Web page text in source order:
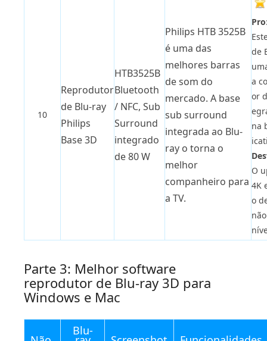
10
Reprodutor
de Blu-ray
Philips
Base 3D
HTB3525B
Bluetooth
/ NFC, Sub
Surround
integrado
de 80 W
Philips HTB 3525B
é uma das
melhores barras
de som do
mercado. A base
sub surround
integrada ao Blu-
ray o torna o
melhor
companheiro para
a TV.
Pro
de
a
or
na
O
4K
o
Parte 3: Melhor software
reprodutor de Blu-ray 3D para
Windows e Mac
Blu-